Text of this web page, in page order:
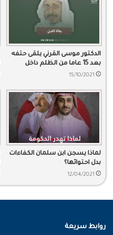
الدكتور موسى القرني يلقى حتفه
بعد 15 عاما من الظلم داخل
المعتقلات الحكومية
15/10/2021
لماذا يسجن ابن سلمان الكفاءات
بدل احتوائها؟
12/04/2021
روابط سريعة